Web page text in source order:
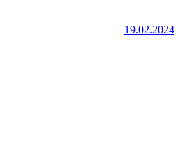
19.02.2024